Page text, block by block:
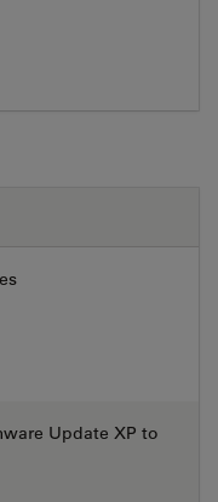
Update XP to